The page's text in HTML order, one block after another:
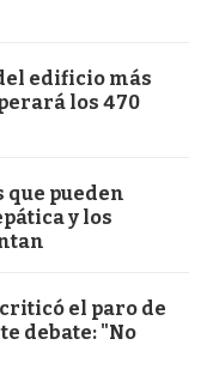
edificio más
los 470
que pueden
y los
el paro de
debate: "No